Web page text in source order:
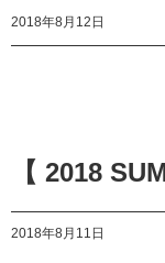
2018年8月12日
【 2018
2018年8月11日